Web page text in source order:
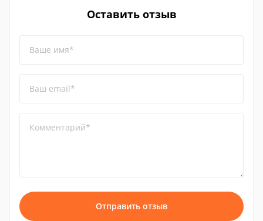
Оставить отзыв
Ваше имя*
Ваш email*
Комментарий*
Отправить отзыв